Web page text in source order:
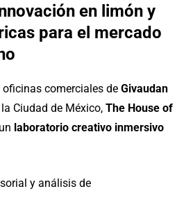
en limón y
para el mercado
oficinas comerciales deGivaudan
Ciudad de México,The House of
laboratorio creativo inmersivo
y análisis de